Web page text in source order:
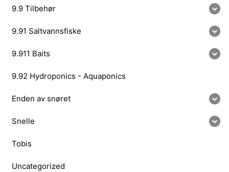
9.9 Tilbehør
9.91 Saltvannsfiske
9.911 Baits
9.92 Hydroponics - Aquaponics
Enden av snøret
Snelle
Tobis
Uncategorized